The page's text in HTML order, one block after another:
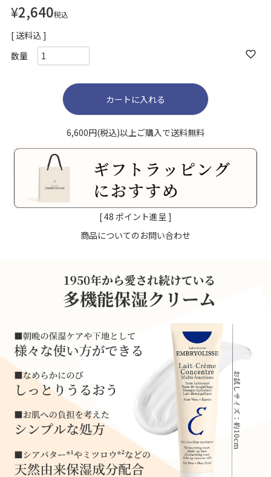
¥2,640税込
送料込
カートに入れる
6,600円(税込)以上ご購入で送料無料
[48 ポイント進呈 ]
商品についてのお問い合わせ